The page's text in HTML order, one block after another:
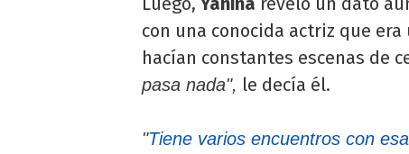
con una conocida actriz que
hacían constantes escenas de
pasa nada", le decía él.
"Tiene varios encuentros con